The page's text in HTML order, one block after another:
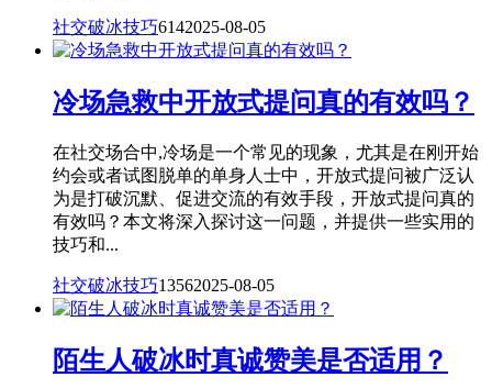
社交破冰技巧6142025-08-05
冷场急救中开放式提问真的有效吗？
在社交场合中,冷场是一个常见的现象，尤其是在刚开始
约会或者试图脱单的单身人士中，开放式提问被广泛认
为是打破沉默、促进交流的有效手段，开放式提问真的
有效吗？本文将深入探讨这一问题，并提供一些实用的
技巧和...
社交破冰技巧13562025-08-05
陌生人破冰时真诚赞美是否适用？